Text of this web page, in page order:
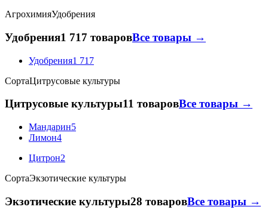
АгрохимияУдобрения
Удобрения1 717 товаровВсе товары →
Удобрения1 717
СортаЦитрусовые культуры
Цитрусовые культуры11 товаровВсе товары →
Мандарин5
Лимон4
Цитрон2
СортаЭкзотические культуры
Экзотические культуры28 товаровВсе товары →